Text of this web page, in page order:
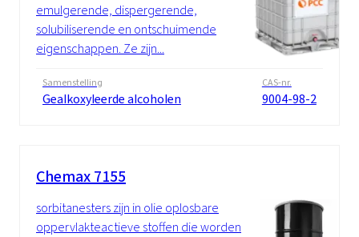
emulgerende, dispergerende,
solubiliserende en ontschuimende
eigenschappen. Ze zijn...
Samenstelling
Gealkoxyleerde alcoholen
CAS-nr.
9004-98-2
Chemax 7155
sorbitanesters zijn in olie oplosbare
oppervlakteactieve stoffen die worden